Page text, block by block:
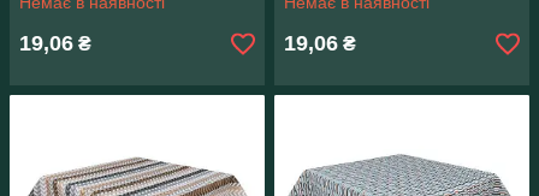
19,06 ₴ 19,06 ₴